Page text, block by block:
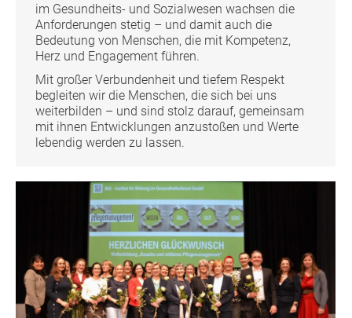
im Gesundheits- und Sozialwesen wachsen die
Anforderungen stetig – und damit auch die
Bedeutung von Menschen, die mit Kompetenz,
Herz und Engagement führen.
Mit großer Verbundenheit und tiefem Respekt
begleiten wir die Menschen, die sich bei uns
weiterbilden – und sind stolz darauf, gemeinsam
mit ihnen Entwicklungen anzustoßen und Werte
lebendig werden zu lassen.